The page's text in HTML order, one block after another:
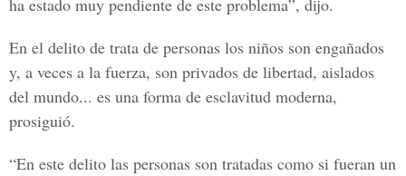
ha estado muy pendiente de este problema”, dijo.
En el delito de trata de personas los niños son engañados
y, a veces a la fuerza, son privados de libertad, aislados
del mundo... es una forma de esclavitud moderna,
prosiguió.
“En este delito las personas son tratadas como si fueran un